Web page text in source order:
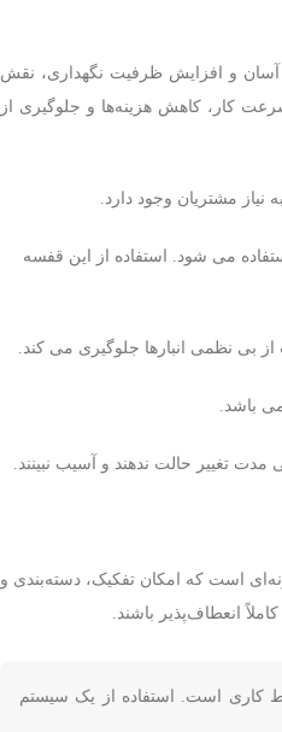
آسان و افزایش ظرفیت نگهداری، نقش
کار، کاهش هزینه‌ها و جلوگیری از
مشتریان وجود دارد.
می شود. استفاده از این قفسه
بی نظمی انبارها جلوگیری می کند.
تغییر حالت ندهند و آسیب نبینند.
است که امکان تفکیک، دسته‌بندی و
انعطاف‌پذیر باشند.
کاری است. استفاده از یک سیستم